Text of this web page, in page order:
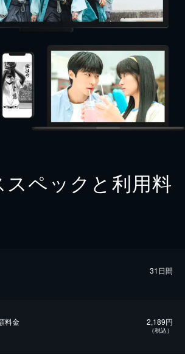
スペックと利用料
31日間
料金 2,189円
（税込）